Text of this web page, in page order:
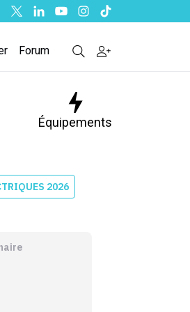
TwitterLinkedinYoutubeInstagram
Tiktok
Forum
Équipements
2026